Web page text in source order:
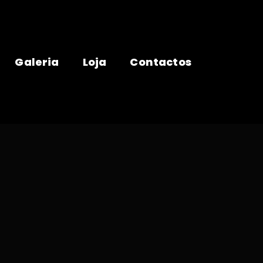
Galeria Loja Contactos